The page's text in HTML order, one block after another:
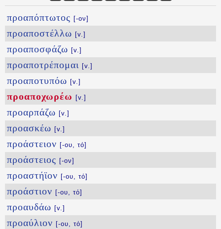
προαπόπτωτος [-ον]
προαποστέλλω [v.]
προαποσφάζω [v.]
προαποτρέπομαι [v.]
προαποτυπόω [v.]
προαποχωρέω [v.]
προαρπάζω [v.]
προασκέω [v.]
προάστειον [-ου, τό]
προάστειος [-ον]
προαστήϊον [-ου, τό]
προάστιον [-ου, τό]
προαυδάω [v.]
προαύλιον [-ου, τό]